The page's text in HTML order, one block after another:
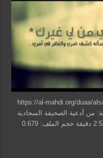
https://al-mahdi.org/duaa/
من أدعية الصحيفة السجادية
للإمام علي بن الحسين السجاد ع المدة: 2:53 دقيقة حجم الملف: 0.679